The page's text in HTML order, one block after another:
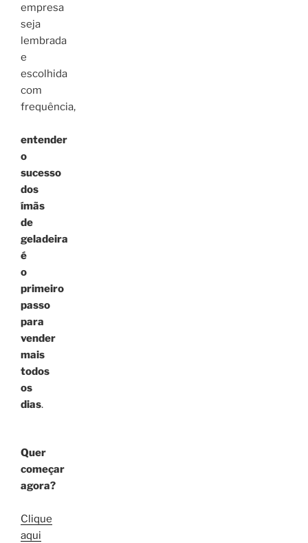
empresa
seja
lembrada
e
escolhida
com
frequência,
entender
o
sucesso
dos
ímãs
de
geladeira
é
o
primeiro
passo
para
vender
mais
todos
os
dias.
Quer
começar
agora?
Clique
aqui